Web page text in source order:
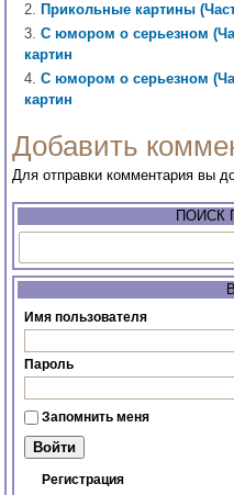
Прикольные картины
С юмором о серьезном
картин
С юмором о серьезном
картин
Добавить
Для отправки комментария вы
ПОИСК
Имя пользователя
Пароль
Запомнить меня
Регистрация